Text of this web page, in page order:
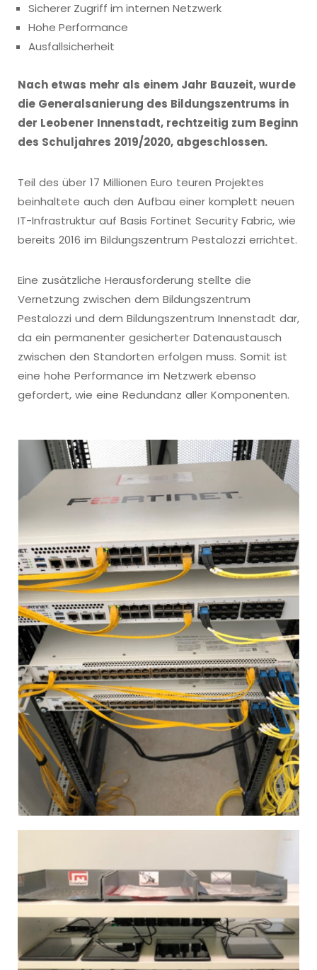
Sicherer Zugriff im internen Netzwerk
Hohe Performance
Ausfallsicherheit
Nach etwas mehr als einem Jahr Bauzeit, wurde
die Generalsanierung des Bildungszentrums in
der Leobener Innenstadt, rechtzeitig zum Beginn
des Schuljahres 2019/2020, abgeschlossen.
Teil des über 17 Millionen Euro teuren Projektes
beinhaltete auch den Aufbau einer komplett neuen
IT-Infrastruktur auf Basis Fortinet Security Fabric, wie
bereits 2016 im Bildungszentrum Pestalozzi errichtet.
Eine zusätzliche Herausforderung stellte die
Vernetzung zwischen dem Bildungszentrum
Pestalozzi und dem Bildungszentrum Innenstadt dar,
da ein permanenter gesicherter Datenaustausch
zwischen den Standorten erfolgen muss. Somit ist
eine hohe Performance im Netzwerk ebenso
gefordert, wie eine Redundanz aller Komponenten.